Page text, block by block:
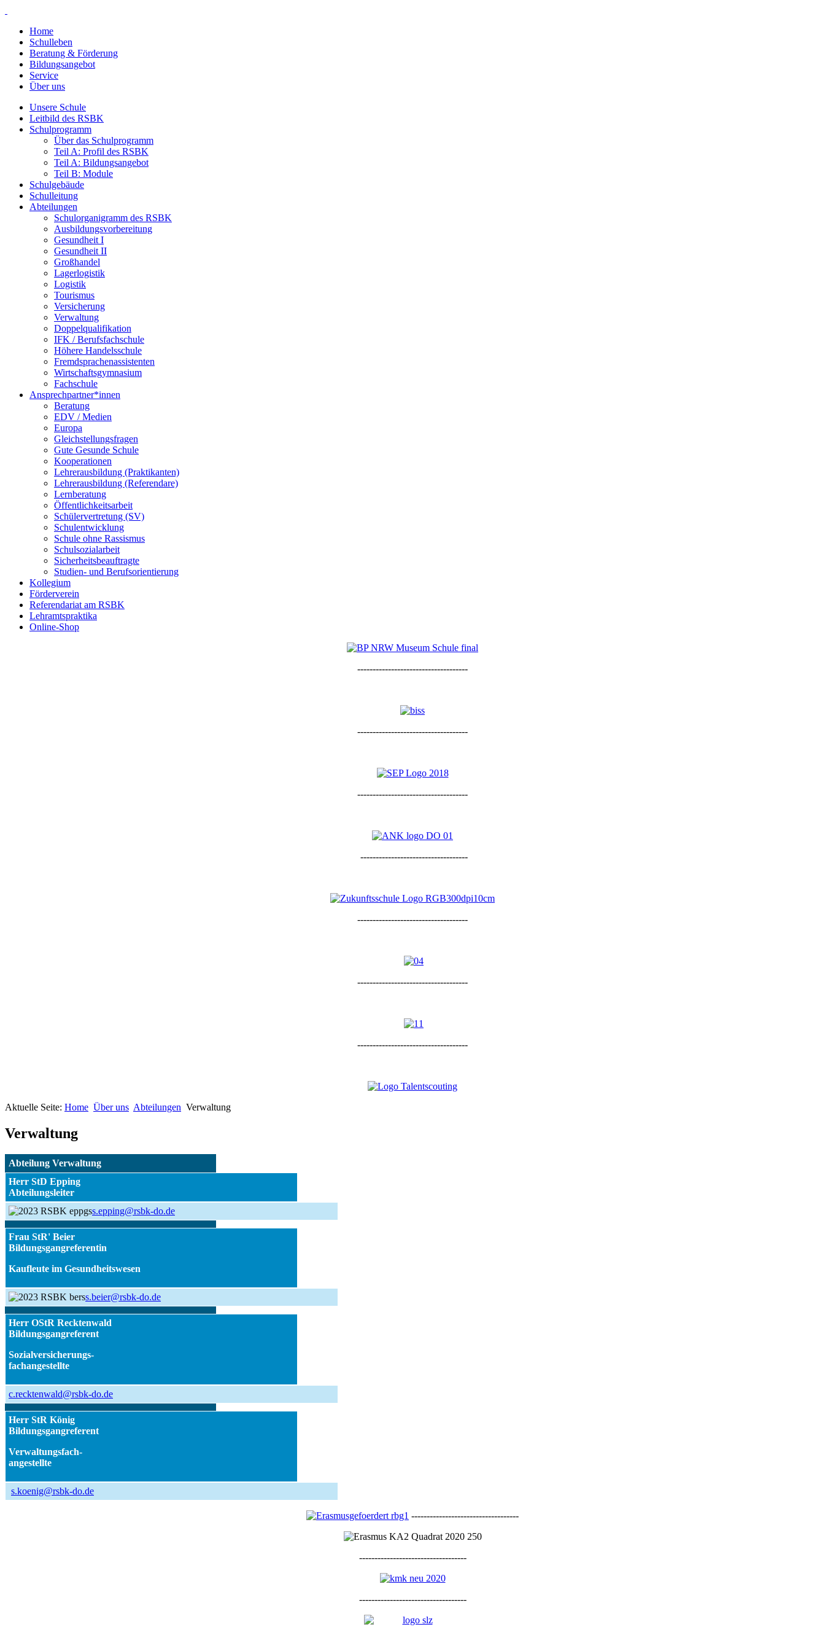
Home
Schulleben
Beratung & Förderung
Bildungsangebot
Service
Über uns
Unsere Schule
Leitbild des RSBK
Schulprogramm
Über das Schulprogramm
Teil A: Profil des RSBK
Teil A: Bildungsangebot
Teil B: Module
Schulgebäude
Schulleitung
Abteilungen
Schulorganigramm des RSBK
Ausbildungsvorbereitung
Gesundheit I
Gesundheit II
Großhandel
Lagerlogistik
Logistik
Tourismus
Versicherung
Verwaltung
Doppelqualifikation
IFK / Berufsfachschule
Höhere Handelsschule
Fremdsprachenassistenten
Wirtschaftsgymnasium
Fachschule
Ansprechpartner*innen
Beratung
EDV / Medien
Europa
Gleichstellungsfragen
Gute Gesunde Schule
Kooperationen
Lehrerausbildung (Praktikanten)
Lehrerausbildung (Referendare)
Lernberatung
Öffentlichkeitsarbeit
Schülervertretung (SV)
Schulentwicklung
Schule ohne Rassismus
Schulsozialarbeit
Sicherheitsbeauftragte
Studien- und Berufsorientierung
Kollegium
Förderverein
Referendariat am RSBK
Lehramtspraktika
Online-Shop
------------------------------------
------------------------------------
------------------------------------
-----------------------------------
------------------------------------
------------------------------------
------------------------------------
Aktuelle Seite: Home Über uns Abteilungen Verwaltung
Verwaltung
Abteilung Verwaltung
Herr StD Epping
Abteilungsleiter
s.epping@rsbk-do.de
Frau StR' Beier
Bildungsgangreferentin
Kaufleute im Gesundheitswesen
s.beier@rsbk-do.de
Herr OStR Recktenwald
Bildungsgangreferent
Sozialversicherungs-
fachangestellte
c.recktenwald@rsbk-do.de
Herr StR König
Bildungsgangreferent
Verwaltungsfach-
angestellte
s.koenig@rsbk-do.de
-----------------------------------
-----------------------------------
-----------------------------------